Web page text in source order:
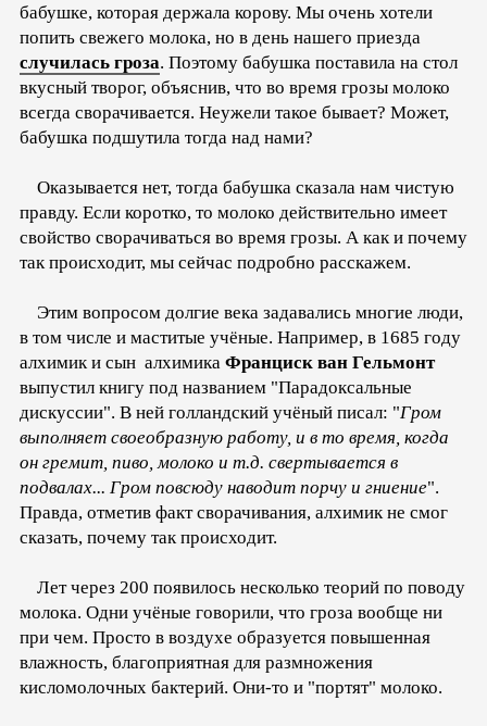
бабушке, которая держала корову. Мы очень хотели
попить свежего молока, но в день нашего приезда
случилась гроза. Поэтому бабушка поставила на стол
вкусный творог, объяснив, что во время грозы молоко
всегда сворачивается. Неужели такое бывает? Может,
бабушка подшутила тогда над нами?
Оказывается нет, тогда бабушка сказала нам чистую
правду. Если коротко, то молоко действительно имеет
свойство сворачиваться во время грозы. А как и почему
так происходит, мы сейчас подробно расскажем.
Этим вопросом долгие века задавались многие люди,
в том числе и маститые учёные. Например, в 1685 году
алхимик и сын алхимика Франциск ван Гельмонт
выпустил книгу под названием "Парадоксальные
дискуссии". В ней голландский учёный писал: "Гром
выполняет своеобразную работу, и в то время, когда
он гремит, пиво, молоко и т.д. свертывается в
подвалах... Гром повсюду наводит порчу и гниение".
Правда, отметив факт сворачивания, алхимик не смог
сказать, почему так происходит.
Лет через 200 появилось несколько теорий по поводу
молока. Одни учёные говорили, что гроза вообще ни
при чем. Просто в воздухе образуется повышенная
влажность, благоприятная для размножения
кисломолочных бактерий. Они-то и "портят" молоко.